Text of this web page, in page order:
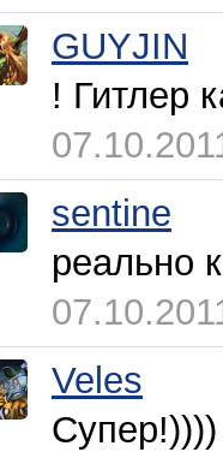
GUYJIN
! Гитлер
sentine
реально
Veles
Супер!))))